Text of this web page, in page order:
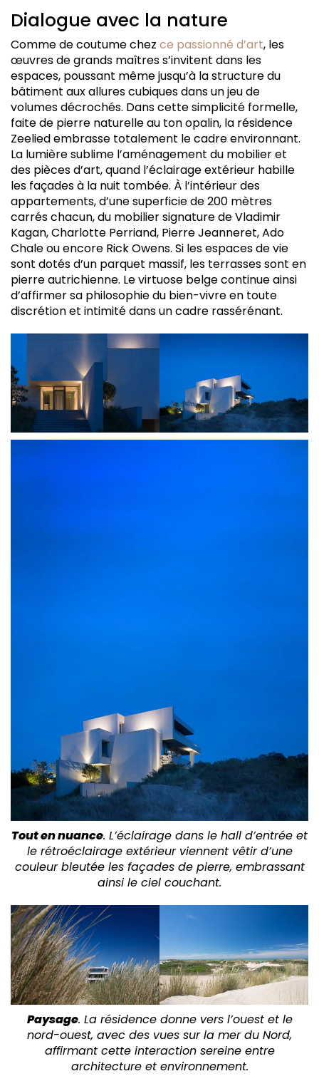
Dialogue avec la nature
Comme de coutume chez ce passionné d’art, les
œuvres de grands maîtres s’invitent dans les
espaces, poussant même jusqu’à la structure du
bâtiment aux allures cubiques dans un jeu de
volumes décrochés. Dans cette simplicité formelle,
faite de pierre naturelle au ton opalin, la résidence
Zeelied embrasse totalement le cadre environnant.
La lumière sublime l’aménagement du mobilier et
des pièces d’art, quand l’éclairage extérieur habille
les façades à la nuit tombée. À l’intérieur des
appartements, d’une superficie de 200 mètres
carrés chacun, du mobilier signature de Vladimir
Kagan, Charlotte Perriand, Pierre Jeanneret, Ado
Chale ou encore Rick Owens. Si les espaces de vie
sont dotés d’un parquet massif, les terrasses sont en
pierre autrichienne. Le virtuose belge continue ainsi
d’affirmer sa philosophie du bien-vivre en toute
discrétion et intimité dans un cadre rassérénant.
Tout en nuance. L’éclairage dans le hall d’entrée et
le rétroéclairage extérieur viennent vêtir d’une
couleur bleutée les façades de pierre, embrassant
ainsi le ciel couchant.
Paysage. La résidence donne vers l’ouest et le
nord-ouest, avec des vues sur la mer du Nord,
affirmant cette interaction sereine entre
architecture et environnement.